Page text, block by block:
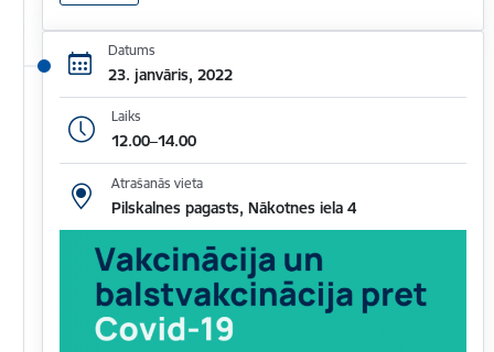
Datums
23. janvāris, 2022
Laiks
12.00–14.00
Atrašanās vieta
Pilskalnes pagasts, Nākotnes iela 4